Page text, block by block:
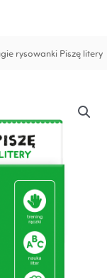
rysowanki Piszę litery